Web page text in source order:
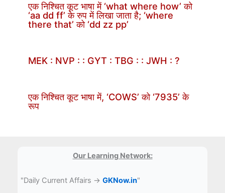
एक निश्चित कूट भाषा में ‘what where how’ को
‘aa dd ff’ के रुप में लिखा जाता है; ‘where
there that’ को ‘dd zz pp’
MEK : NVP : : GYT : TBG : : JWH : ?
एक निश्चित कूट भाषा में, ‘COWS’ को ‘7935’ के
रूप
Our Learning Network:
"Daily Current Affairs →GKNow.in"